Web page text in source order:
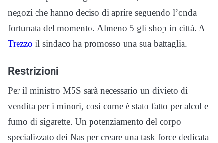
negozi che hanno deciso di aprire seguendo l’onda
fortunata del momento. Almeno 5 gli shop in città. A
Trezzo il sindaco ha promosso una sua battaglia.
Restrizioni
Per il ministro M5S sarà necessario un divieto di
vendita per i minori, così come è stato fatto per alcol e
fumo di sigarette. Un potenziamento del corpo
specializzato dei Nas per creare una task force dedicata